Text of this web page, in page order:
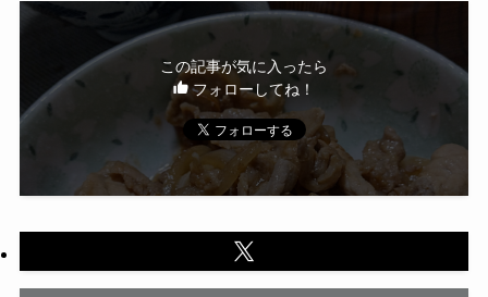
この記事が気に入ったら
フォローしてね！